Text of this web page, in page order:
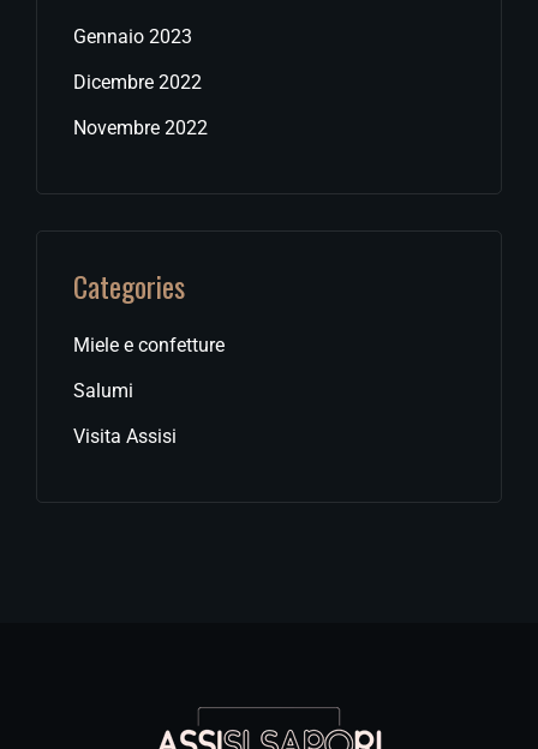
Gennaio 2023
Dicembre 2022
Novembre 2022
Categories
Miele e confetture
Salumi
Visita Assisi